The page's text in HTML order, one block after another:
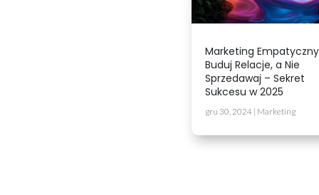
Marketing
Buduj Relacje, a Nie
Sprzedawaj – Sekret
Sukcesu w 2025
gru 30, 2024 | Marketing